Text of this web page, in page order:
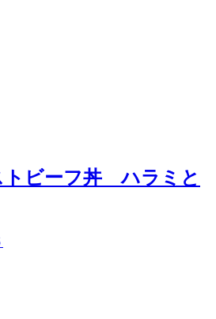
トビーフ丼 ハラミと